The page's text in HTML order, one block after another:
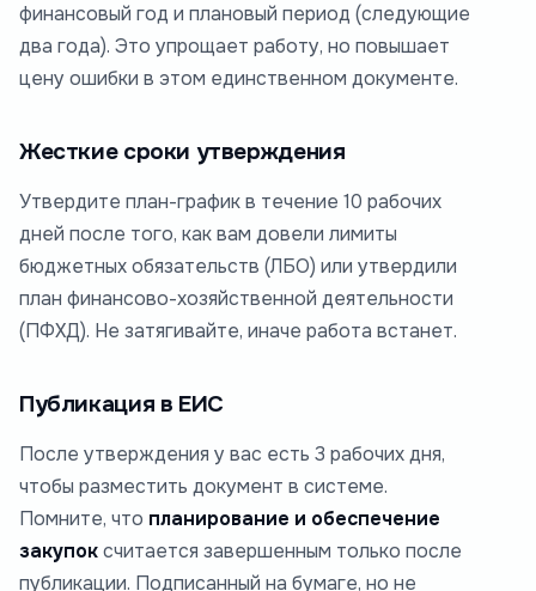
финансовый год и плановый период (следующие
два года). Это упрощает работу, но повышает
цену ошибки в этом единственном документе.
Жесткие сроки утверждения
Утвердите план-график в течение 10 рабочих
дней после того, как вам довели лимиты
бюджетных обязательств (ЛБО) или утвердили
план финансово-хозяйственной деятельности
(ПФХД). Не затягивайте, иначе работа встанет.
Публикация в ЕИС
После утверждения у вас есть 3 рабочих дня,
чтобы разместить документ в системе.
Помните, что планирование и обеспечение
закупоксчитается завершенным только после
публикации. Подписанный на бумаге, но не